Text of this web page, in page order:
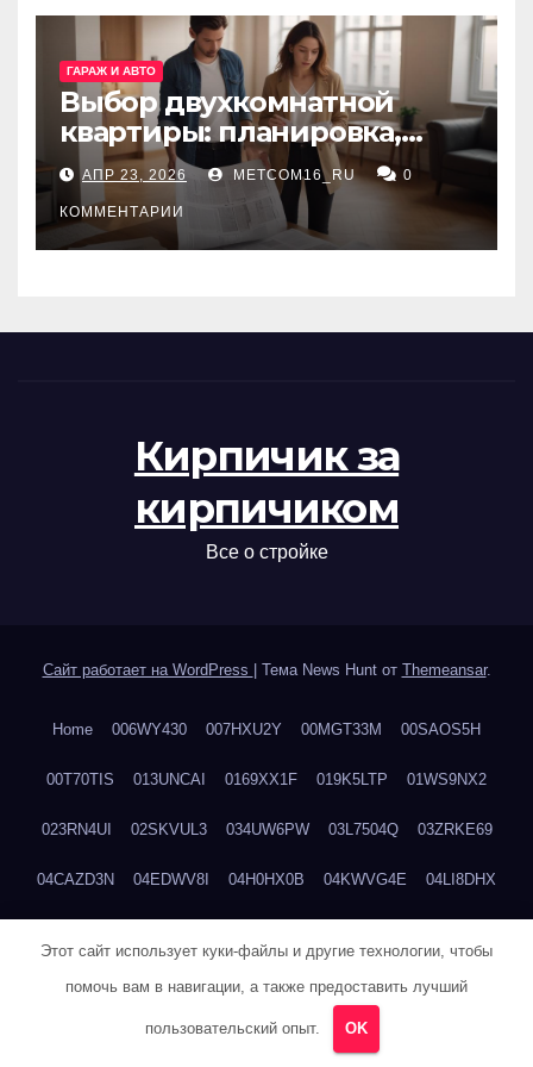
ГАРАЖ И АВТО
Выбор двухкомнатной
квартиры: планировка,
состояние жилья и
проверка документов
АПР 23, 2026 METCOM16_RU 0
КОММЕНТАРИИ
Кирпичик за
кирпичиком
Все о стройке
Сайт работает на WordPress Тема News Hunt от Themeansar.
Home 006WY430 007HXU2Y 00MGT33M 00SAOS5H
00T70TIS 013UNCAI 0169XX1F 019K5LTP 01WS9NX2
023RN4UI 02SKVUL3 034UW6PW 03L7504Q 03ZRKE69
04CAZD3N 04EDWV8I 04H0HX0B 04KWVG4E 04LI8DHX
05G55WBQ 05IXW4Y0 05T6CZAL 069K7D5M 06FAMUAG
0755T7I3 077IRTEG 07ASX5QF
Этот сайт использует куки-файлы и другие технологии, чтобы
помочь вам в навигации, а также предоставить лучший
пользовательский опыт. OK